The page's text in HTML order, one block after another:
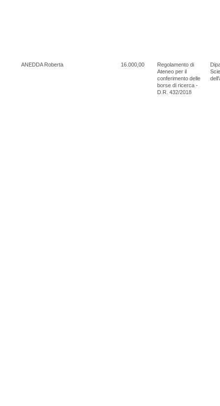
ANEDDA Roberta 16.000,00
Regolamento di
Ateneo per il
conferimento delle
borse di ricerca -
D.R. 432/2018